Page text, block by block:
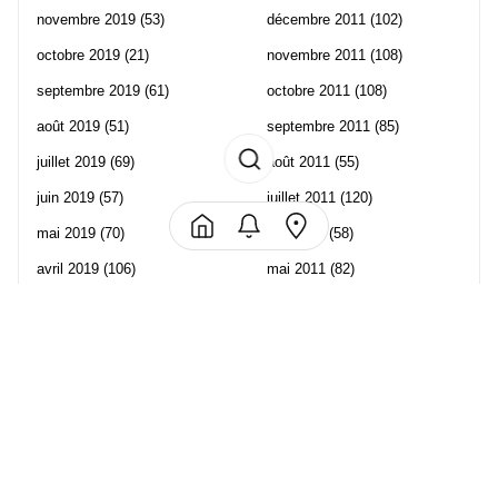
novembre 2019 (53)
octobre 2019 (21)
septembre 2019 (61)
août 2019 (51)
juillet 2019 (69)
juin 2019 (57)
mai 2019 (70)
avril 2019 (106)
décembre 2011 (102)
novembre 2011 (108)
octobre 2011 (108)
septembre 2011 (85)
août 2011 (55)
juillet 2011 (120)
juin 2011 (58)
mai 2011 (82)